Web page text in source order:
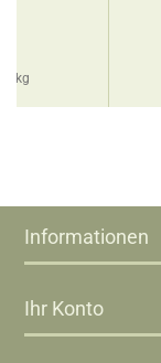
1 kg
Informationen
Ihr Konto